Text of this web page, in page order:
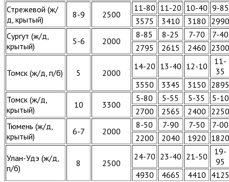
Стрежевой (ж/
д, крытый)
8-9 2500
11-80 11-20 10-40 9-85
3575
3410 3180 2990
Сургут (ж/д,
крытый)
5-6 2000
8-85 8-25 7-70
7-40
2795
2615 2460 2300
Томск (ж/д, п/б) 5 2000
14-20 13-40 12-10
11-
35
3550
3345 3150 2895
Томск (ж/д,
крытый)
10 3300
5-80 5-55 5-35
5-10
2700
2565 2400 2250
Тюмень (ж/д,
крытый)
6-7 2000
8-50 7-90 7-50
7-00
2200
2040 1920 1820
Улан-Удэ (ж/д,
п/б)
8 2500
24-70 23-40 21-50
19-
95
4930
4665 4410 4125